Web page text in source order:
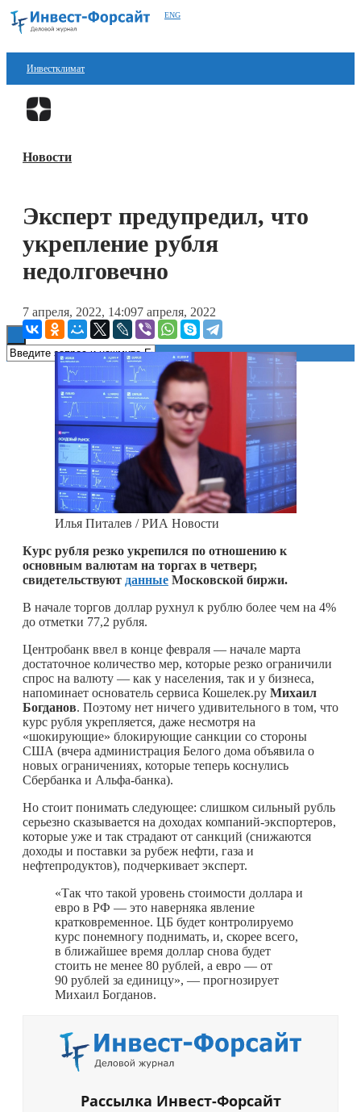
ENG
Инвестклимат
Финансы
Блокчейн
Новости
Эксперт предупредил, что
укрепление рубля
недолговечно
7 апреля, 2022, 14:097 апреля, 2022
Илья Питалев / РИА Новости
Курс рубля резко укрепился по отношению к
основным валютам на торгах в четверг,
свидетельствуют данные Московской биржи.
В начале торгов доллар рухнул к рублю более чем на 4%
до отметки 77,2 рубля.
Центробанк ввел в конце февраля — начале марта
достаточное количество мер, которые резко ограничили
спрос на валюту — как у населения, так и у бизнеса,
напоминает основатель сервиса Кошелек.ру Михаил
Богданов. Поэтому нет ничего удивительного в том, что
курс рубля укрепляется, даже несмотря на
«шокирующие» блокирующие санкции со стороны
США (вчера администрация Белого дома объявила о
новых ограничениях, которые теперь коснулись
Сбербанка и Альфа-банка).
Но стоит понимать следующее: слишком сильный рубль
серьезно сказывается на доходах компаний-экспортеров,
которые уже и так страдают от санкций (снижаются
доходы и поставки за рубеж нефти, газа и
нефтепродуктов), подчеркивает эксперт.
«Так что такой уровень стоимости доллара и
евро в РФ — это наверняка явление
кратковременное. ЦБ будет контролируемо
курс понемногу поднимать, и, скорее всего,
в ближайшее время доллар снова будет
стоить не менее 80 рублей, а евро — от
90 рублей за единицу», — прогнозирует
Михаил Богданов.
Рассылка Инвест-Форсайт